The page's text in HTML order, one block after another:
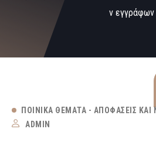
ν εγγράφων
ΠΟΙΝΙΚΆ ΘΈΜΑΤΑ - ΑΠΟΦΆΣΕΙΣ ΚΑΙ
ADMIN